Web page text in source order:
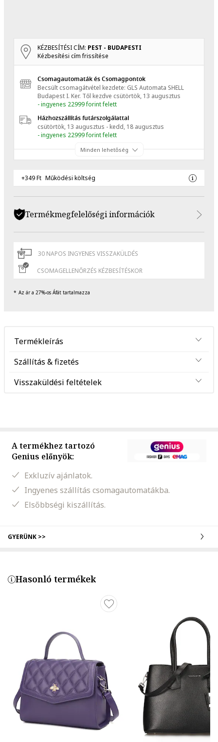
KÉZBESÍTÉSI CÍM: PEST - BUDAPESTI
Kézbesítési cím frissítése
Csomagautomaták és Csomagpontok
Becsült csomagátvétel kezdete: GLS Automata SHELL
Budapest I. Ker. Től kezdve csütörtök, 13 augusztus
- ingyenes 22999 forint felett
Házhozszállítás futárszolgálattal
csütörtök, 13 augusztus - kedd, 18 augusztus
- ingyenes 22999 forint felett
Minden lehetőség
+349 Ft Működési költség
Termékmegfelelőségi információk
30 NAPOS INGYENES VISSZAKÜLDÉS
CSOMAGELLENŐRZÉS KÉZBESÍTÉSKOR
Az ár a 27%-os Áfát tartalmazza
Termékleírás
Szállítás & fizetés
Visszaküldési feltételek
A termékhez tartozó
Genius előnyök:
Exkluzív ajánlatok.
Ingyenes szállítás csomagautomatákba.
Elsőbbségi kiszállítás.
GYERÜNK >>
Hasonló termékek